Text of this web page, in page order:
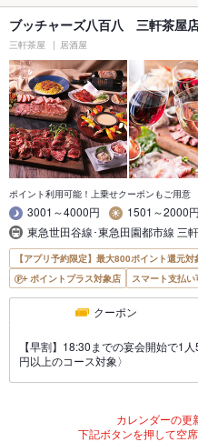
ブッチャーズ八百八 三軒茶屋
三軒茶屋 居酒屋
ポイント利用可能！上乗せクーポンもご用意
3001～4000円
1501～2000円
東急世田谷線･東急田園都市線 三
【アプリ予約限定】最大800ポイント還元対
ポイントプラス対象店
スマート支払い
クーポン
【早割】18:30までの宴会開始で1
円以上のコース対象〉
カレンダーの更
下記ボタンを押して空